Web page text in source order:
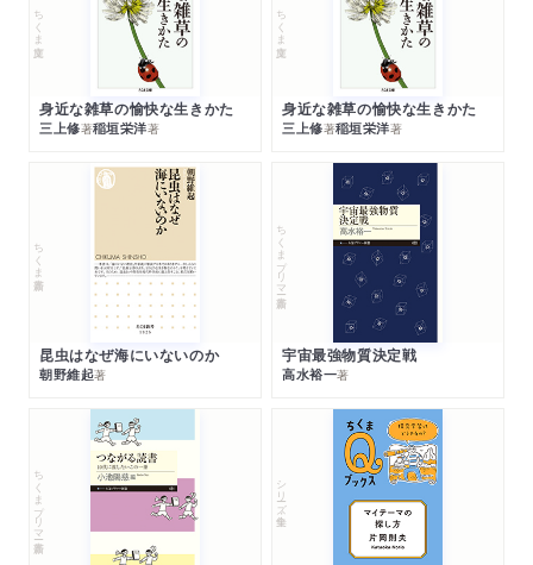
ちくま文庫
身近な雑草の愉快な生きかた
三上修著稲垣栄洋著
ちくま文庫
身近な雑草の愉快な生きかた
三上修著稲垣栄洋著
ちくま新書
昆虫はなぜ海にいないのか
朝野維起著
ちくまプリマー新書
宇宙最強物質決定戦
高水裕一著
ちくまプリマー新書 シリーズ・全集